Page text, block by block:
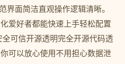
界面简洁直观操作逻辑清晰。
爱好者都能快速上手轻松配置
可信开源透明完全开源代码透
可以放心使用不用担心数据泄